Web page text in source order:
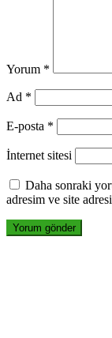
Yorum *
Ad *
E-posta *
İnternet sitesi
Daha sonraki
adresim ve site